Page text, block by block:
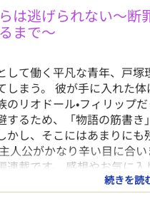
は逃げられない〜断
まで〜
して働く平凡な青年、戸
しまう。 彼が手に入れた
のリオドール•フィリップ
するため、「物語の筋書
かし、そこにはあまりに
人公がかなり辛い目に合
連載です。 感想やお気に
続きを読